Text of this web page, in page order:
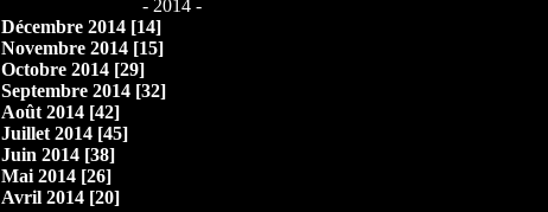
- 2014 -
Décembre 2014 [14]
Novembre 2014 [15]
Octobre 2014 [29]
Septembre 2014 [32]
Août 2014 [42]
Juillet 2014 [45]
Juin 2014 [38]
Mai 2014 [26]
Avril 2014 [20]